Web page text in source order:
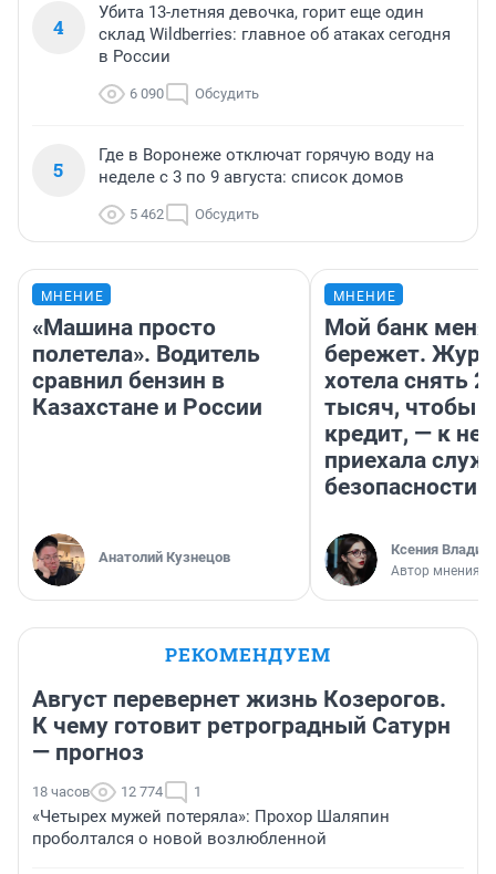
4
Убита 13-летняя девочка, горит еще один
склад Wildberries: главное об атаках сегодня
в России
6 090 Обсудить
5
Где в Воронеже отключат горячую воду на
неделе с 3 по 9 августа: список домов
5 462 Обсудить
МНЕНИЕ
«Машина просто
полетела». Водитель
сравнил бензин в
Казахстане и России
Анатолий Кузнецов
МНЕНИЕ
Мой банк меня
бережет.
хотела снять
тысяч, чтобы
кредит, — к
приехала
безопасности
Ксения
Автор мнения
РЕКОМЕНДУЕМ
Август перевернет жизнь Козерогов.
К чему готовит ретроградный Сатурн
— прогноз
18 часов 12 774 1
«Четырех мужей потеряла»: Прохор Шаляпин
проболтался о новой возлюбленной